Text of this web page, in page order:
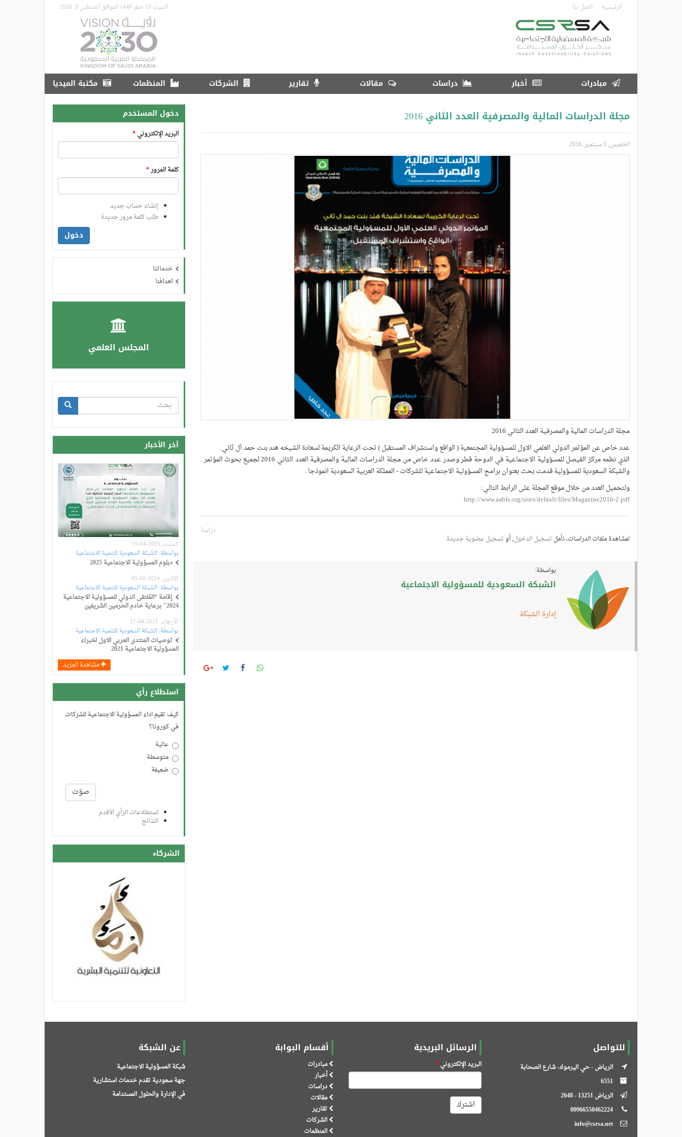
الرئيسية اتصل بنا السبت 23 صفر 1448 الموافق أغسطس 8, 2026
مبادرات أخبار دراسات مقالات تقارير الشركات المنظمات مكتبة الميديا
مجلة الدراسات المالية والمصرفية العدد الثاني 2016
الخميس, 1 سبتمبر, 2016
مجلة الدراسات المالية والمصرفية العدد الثاني 2016
عدد خاص عن المؤتمر الدولي العلمي الاول للمسؤولية المجتمعية ( الواقع واستشراف المستقبل ) تحت الرعاية الكريمة لسعادة الشيخه هند بنت حمد آل ثاني .
الذي نظمه مركز الفيصل للمسؤولية الاجتماعية في الدوحة قطر وصدر عدد خاص من مجلة الدراسات المالية والمصرفية العدد الثاني 2016 لجميع بحوث المؤتمر .
والشبكة السعودية للمسؤولية قدمت بحث بعنوان برامج المسؤولية الاجتماعية للشركات - المملكة العربية السعودية انموذجا .
ولتحميل العدد من خلال موقع المجلة على الرابط التالي:
http://www.aabfs.org/sites/default/files/Magazine2016-2.pdf
دراسة
لمشاهدة ملفات الدراسات، نأمل تسجيل الدخول, أوتسجيل عضوية جديدة
بواسطة:
الشبكة السعودية للمسؤولية الاجتماعية
إدارة الشبكة
دخول المستخدم
البريد الإلكتروني*
كلمة المرور*
إنشاء حساب جديد
طلب كلمة مرور جديدة
دخول
خدماتنا
اهدافنا
المجلس العلمي
استمارة
البحث
آخر الأخبار
السبت, 2025-04-19
بواسطة:الشبكة السعودية للتنمية الاجتماعية
دبلوم المسؤولية الاجتماعية 2025
الاثنين, 2024-08-05
بواسطة:الشبكة السعودية للتنمية الاجتماعية
إقامة “المُلتقى الدولي للمسؤولية الاجتماعية
2024" برعاية خادم الحرمين الشريفين
الأربعاء, 2021-04-21
بواسطة:الشبكة السعودية للتنمية الاجتماعية
توصيات المنتدى العربي الاول لخبراء
المسؤولية الاجتماعية 2021
مشاهدة المزيد
استطلاع رأي
كيف تقيم اداء المسؤولية الاجتماعية للشركات
في كورونا؟
عالية
متوسطة
ضعيفة
صوّت
استطلاعات الرأي الأقدم
النتائج
الشركاء
للتواصل
الرياض - حي اليرموك- شارع الصحابة
الرياض 13251 - 2648
الرسائل البريدية
البريد الإلكتروني*
اشترك
أقسام البوابة
مبادرات
أخبار
دراسات
مقالات
تقارير
الشركات
المنظمات
عن الشبكة
شبكة المسؤولية الاجتماعية
جهة سعودية تقدم خدمات استشارية
في الإدارة والحلول المستدامة